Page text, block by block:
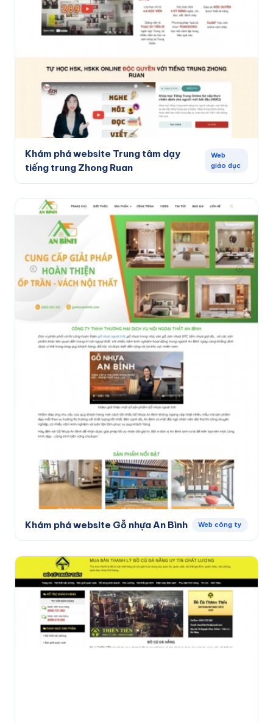
Khám phá website Trung tâm dạy
tiếng trung Zhong Ruan
Web
giáo dục
Khám phá website Gỗ nhựa An Bình Web công ty